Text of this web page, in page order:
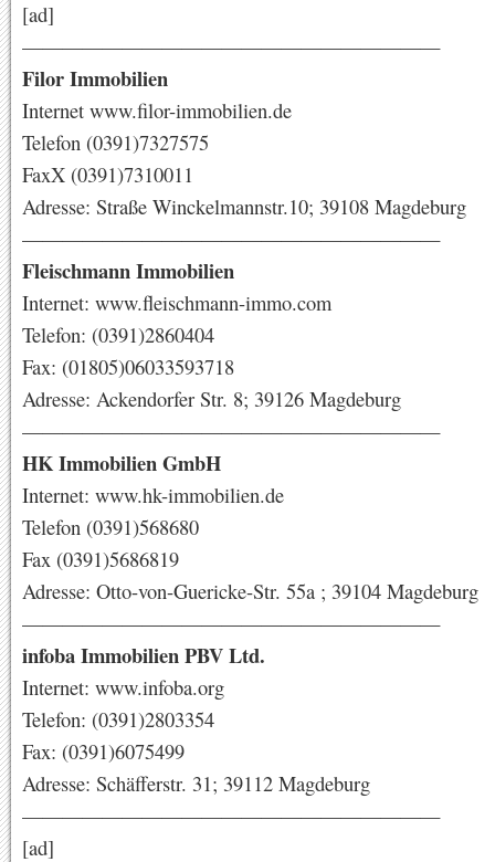
[ad]
—————————————————————
Filor Immobilien
Internet www.filor-immobilien.de
Telefon (0391)7327575
FaxX (0391)7310011
Adresse: Straße Winckelmannstr.10; 39108 Magdeburg
—————————————————————
Fleischmann Immobilien
Internet: www.fleischmann-immo.com
Telefon: (0391)2860404
Fax: (01805)06033593718
Adresse: Ackendorfer Str. 8; 39126 Magdeburg
—————————————————————
HK Immobilien GmbH
Internet: www.hk-immobilien.de
Telefon (0391)568680
Fax (0391)5686819
Adresse: Otto-von-Guericke-Str. 55a ; 39104 Magdeburg
—————————————————————
infoba Immobilien PBV Ltd.
Internet: www.infoba.org
Telefon: (0391)2803354
Fax: (0391)6075499
Adresse: Schäfferstr. 31; 39112 Magdeburg
—————————————————————
[ad]